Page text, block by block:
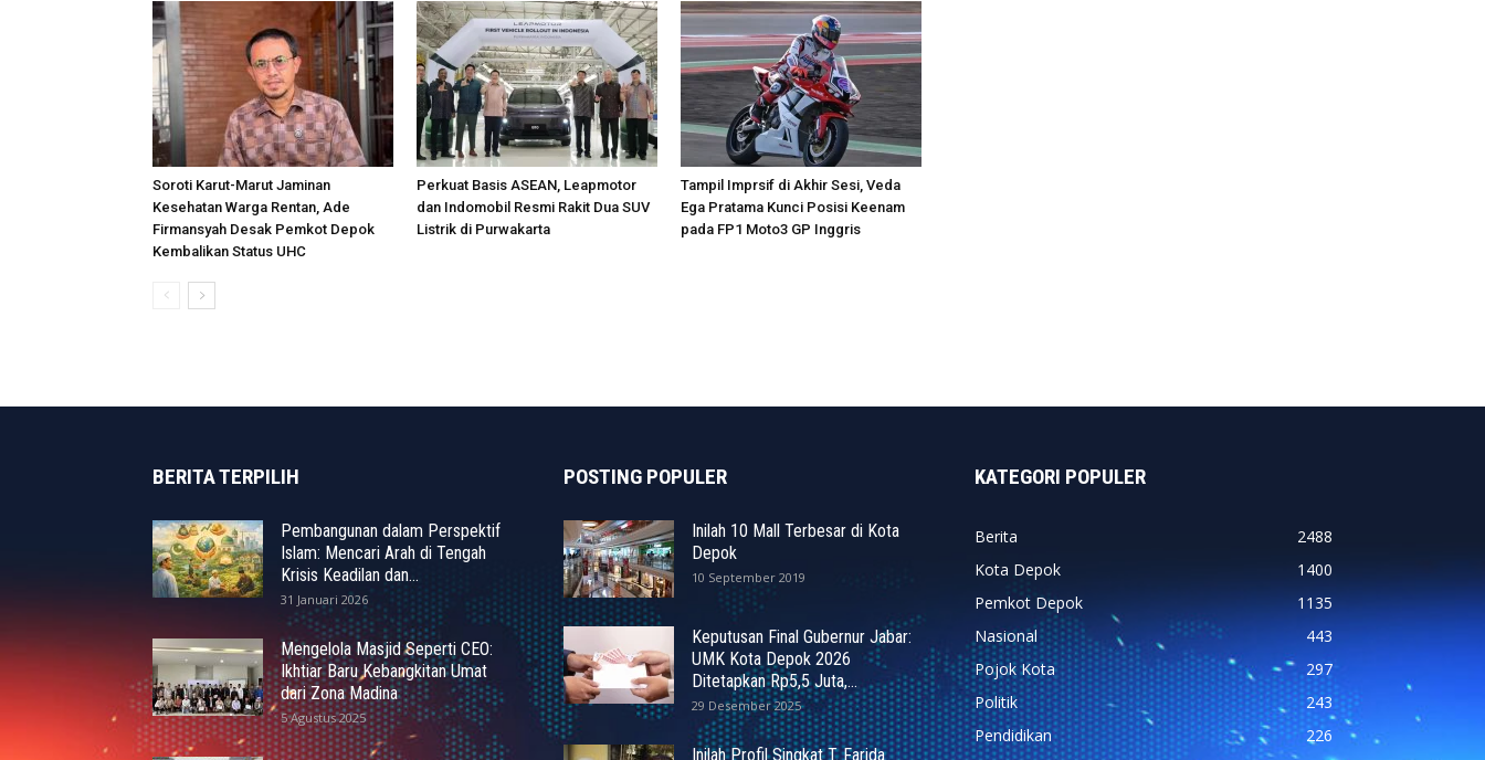
Soroti Karut-Marut Jaminan
Kesehatan Warga Rentan, Ade
Firmansyah Desak Pemkot Depok
Kembalikan Status UHC
Perkuat Basis ASEAN, Leapmotor
dan Indomobil Resmi Rakit Dua SUV
Listrik di Purwakarta
Tampil Imprsif di Akhir Sesi, Veda
Ega Pratama Kunci Posisi Keenam
pada FP1 Moto3 GP Inggris
BERITA TERPILIH
Pembangunan dalam Perspektif
Islam: Mencari Arah di Tengah
Krisis Keadilan dan...
31 Januari 2026
Mengelola Masjid Seperti CEO:
Ikhtiar Baru Kebangkitan Umat
dari Zona Madina
5 Agustus 2025
POSTING POPULER
Inilah 10 Mall Terbesar di Kota
Depok
10 September 2019
Keputusan Final Gubernur Jabar:
UMK Kota Depok 2026
Ditetapkan Rp5,5 Juta,...
29 Desember 2025
Inilah Profil Singkat T. Farida
KATEGORI POPULER
Berita
2488
Kota Depok
1400
Pemkot Depok
1135
Nasional
443
Pojok Kota
297
Politik
243
Pendidikan
226